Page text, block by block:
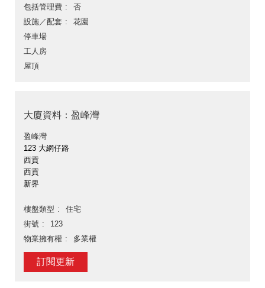
包括管理費
否
設施／配套
花園
停車場
工人房
屋頂
大廈資料：盈峰灣
盈峰灣
123 大網仔路
西貢
西貢
新界
樓盤類型
住宅
街號
123
物業擁有權
多業權
訂閱更新